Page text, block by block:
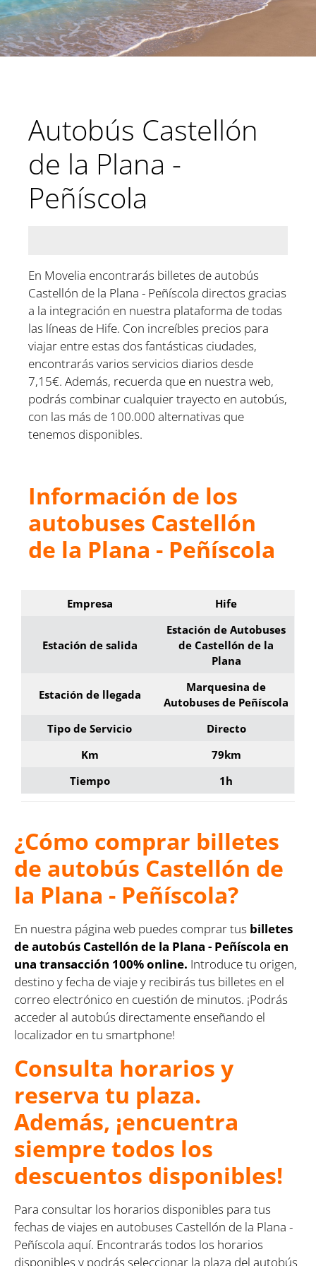
Autobús Castellón
de la Plana -
Peñíscola
En Movelia encontrarás billetes de autobús
Castellón de la Plana - Peñíscola directos gracias
a la integración en nuestra plataforma de todas
las líneas de Hife. Con increíbles precios para
viajar entre estas dos fantásticas ciudades,
encontrarás varios servicios diarios desde
7,15€. Además, recuerda que en nuestra web,
podrás combinar cualquier trayecto en autobús,
con las más de 100.000 alternativas que
tenemos disponibles.
Información de los
autobuses Castellón
de la Plana - Peñíscola
Empresa Hife
Estación de salida
Estación de Autobuses
de Castellón de la
Plana
Estación de llegada
Marquesina de
Autobuses de Peñíscola
Tipo de Servicio
Directo
Km
79km
Tiempo
1h
¿Cómo comprar billetes
de autobús Castellón de
la Plana - Peñíscola?
En nuestra página web puedes comprar tus billetes
de autobús Castellón de la Plana - Peñíscola en
una transacción 100% online. Introduce tu origen,
destino y fecha de viaje y recibirás tus billetes en el
correo electrónico en cuestión de minutos. ¡Podrás
acceder al autobús directamente enseñando el
localizador en tu smartphone!
Consulta horarios y
reserva tu plaza.
Además, ¡encuentra
siempre todos los
descuentos disponibles!
Para consultar los horarios disponibles para tus
fechas de viajes en autobuses Castellón de la Plana -
Peñíscola aquí. Encontrarás todos los horarios
disponibles y podrás seleccionar la plaza del autobús